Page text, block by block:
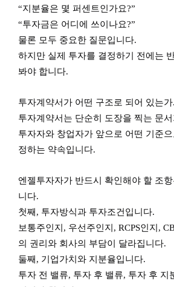
“지분율은 몇 퍼센트인가요?”
“투자금은 어디에 쓰이나요?”
물론 모두 중요한 질문입니다.
하지만 실제 투자를 결정하기 전에는
봐야 합니다.
투자계약서가 어떤 구조로 되어 있는가.
투자계약서는 단순히 도장을 찍는 문
투자자와 창업자가 앞으로 어떤 기준
정하는 약속입니다.
엔젤투자자가 반드시 확인해야 할 조
니다.
첫째, 투자방식과 투자조건입니다.
보통주인지, 우선주인지, RCPS인지,
의 권리와 회사의 부담이 달라집니다.
둘째, 기업가치와 지분율입니다.
투자 전 밸류, 투자 후 밸류, 투자 후 지